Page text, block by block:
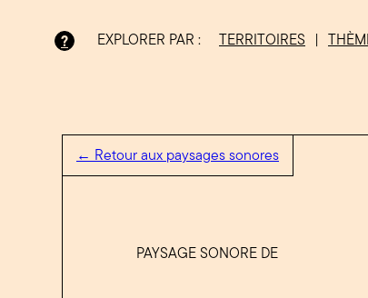
? EXPLORER PAR : TERRITOIRES
← Retour aux paysages sonores
PAYSAGE SONORE DE